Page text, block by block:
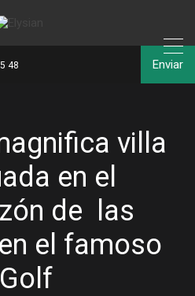
48 Enviar
villa
en el
de las
el famoso